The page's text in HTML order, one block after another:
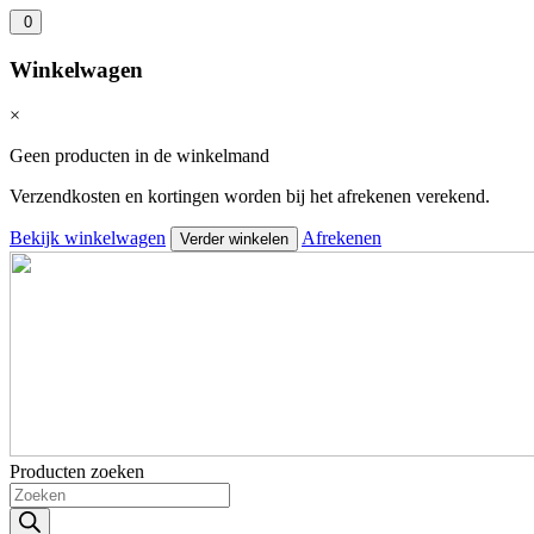
0
Winkelwagen
×
Geen producten in de winkelmand
Verzendkosten en kortingen worden bij het afrekenen verekend.
Bekijk winkelwagen Verder winkelen Afrekenen
Producten zoeken